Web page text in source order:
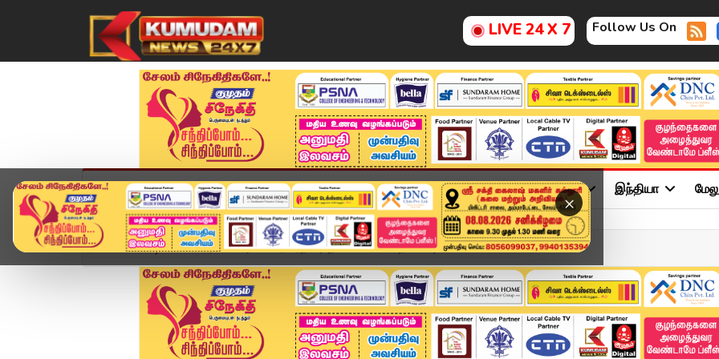
LIVE 24 X 7 Follow Us On
×
முகப்பு விளையாட்டு அண்மை தமிழ்நாடு சினிமா அரசியல் விளையாட்டு இந்தியா
Home வீடியோ ஸ்டோரி அமைச்சர் சரத் அதே Costume-ல் நடனம் | TVK MLA Sa...